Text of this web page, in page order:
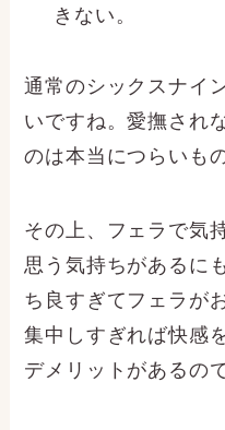
きない。
通常のシックスナイ
いですね。愛撫され
のは本当につらいも
その上、フェラで気
思う気持ちがあるに
ち良すぎてフェラが
集中しすぎれば快感
デメリットがあるの